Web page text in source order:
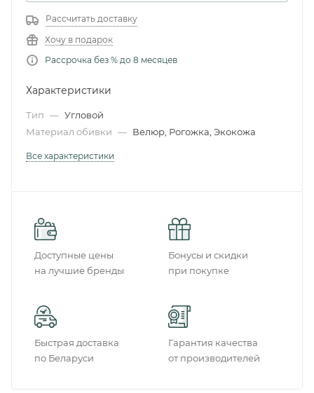
Рассчитать доставку
Хочу в подарок
Рассрочка без % до 8 месяцев
Характеристики
Тип — Угловой
Материал обивки — Велюр, Рогожка, Экокожа
Все характеристики
Доступные цены
на лучшие бренды
Бонусы и скидки
при покупке
Быстрая доставка
по Беларуси
Гарантия качества
от производителей